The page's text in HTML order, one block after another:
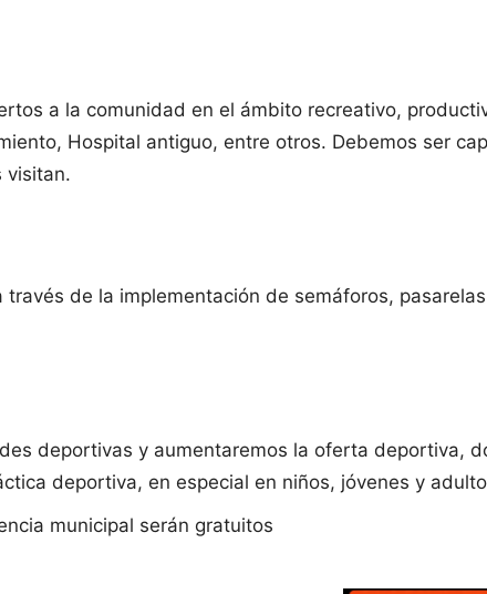
a la comunidad en el ámbito recreativo,
Hospital antiguo, entre otros. Debemos ser
visitan.
de la implementación de semáforos,
deportivas y aumentaremos la oferta deportiva,
deportiva, en especial en niños, jóvenes y
municipal serán gratuitos